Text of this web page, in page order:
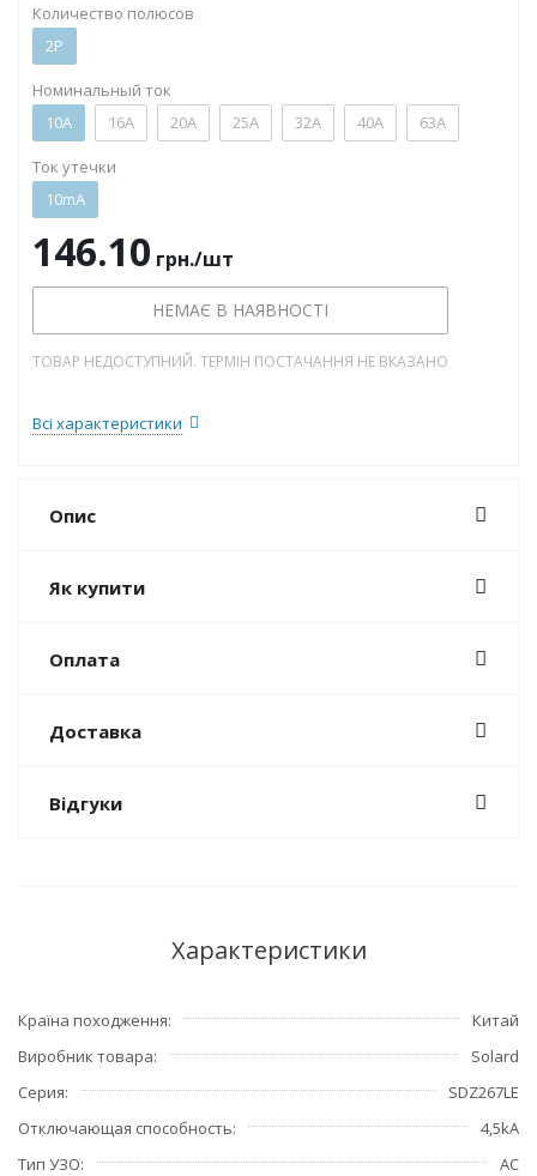
Количество полюсов
2P
Номинальный ток
10А
16А 20А 25А 32А 40А 63А
Ток утечки
10mA
146.10 грн./шт
НЕМАЄ В НАЯВНОСТІ
ТОВАР НЕДОСТУПНИЙ. ТЕРМІН ПОСТАЧАННЯ НЕ ВКАЗАНО
Всі характеристики
Опис
Як купити
Оплата
Доставка
Відгуки
Характеристики
Країна походження
Китай
Виробник товара
Solard
Серия
SDZ267LE
Отключающая способность
4,5kA
Тип УЗО
АС